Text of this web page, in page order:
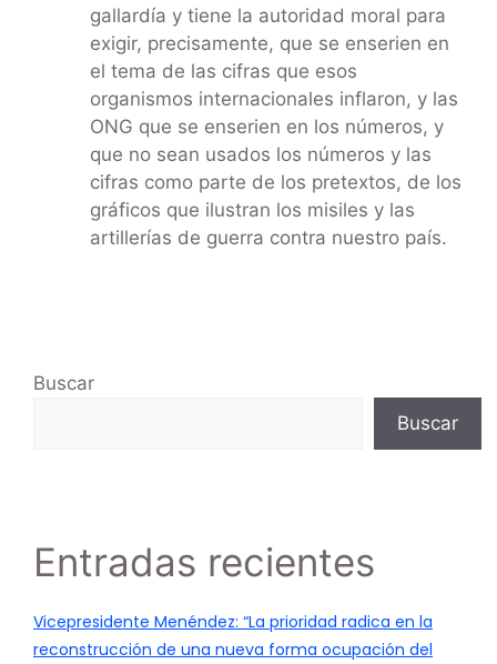
gallardía y tiene la autoridad moral para
exigir, precisamente, que se enserien en
el tema de las cifras que esos
organismos internacionales inflaron, y las
ONG que se enserien en los números, y
que no sean usados los números y las
cifras como parte de los pretextos, de los
gráficos que ilustran los misiles y las
artillerías de guerra contra nuestro país.
Buscar
Buscar
Entradas recientes
Vicepresidente Menéndez: “La prioridad radica en la
reconstrucción de una nueva forma ocupación del